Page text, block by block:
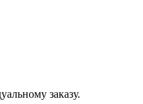
заказу.